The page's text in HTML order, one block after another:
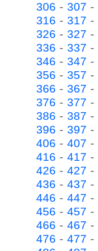
306 - 307 -
316 - 317 -
326 - 327 -
336 - 337 -
346 - 347 -
356 - 357 -
366 - 367 -
376 - 377 -
386 - 387 -
396 - 397 -
406 - 407 -
416 - 417 -
426 - 427 -
436 - 437 -
446 - 447 -
456 - 457 -
466 - 467 -
476 - 477 -